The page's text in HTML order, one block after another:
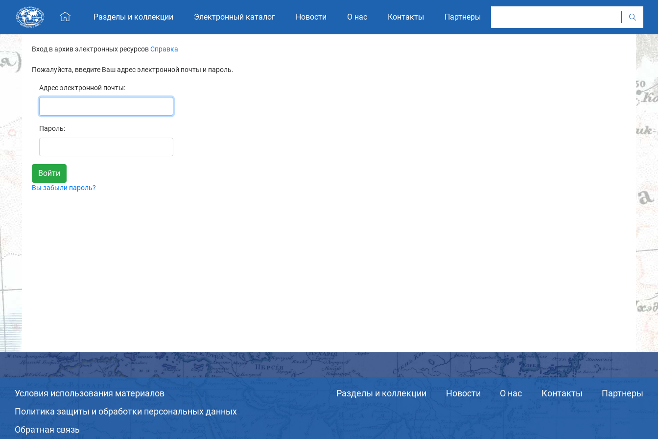
Skip navigation
Разделы и коллекции Электронный каталог Новости О нас Контакты Партнеры
Вход в архив электронных ресурсовСправка
Пожалуйста, введите Ваш адрес электронной почты и пароль.
Адрес электронной почты:
Пароль:
Вы забыли пароль?
Условия использования материалов
Политика защиты и обработки персональных данных
Обратная связь
Разделы и коллекции Новости О нас Контакты Партнеры